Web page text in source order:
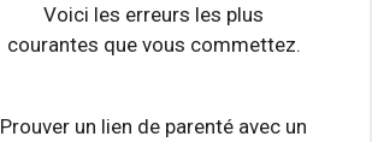
Voici les erreurs les plus
courantes que vous commettez.
Prouver un lien de parenté avec un